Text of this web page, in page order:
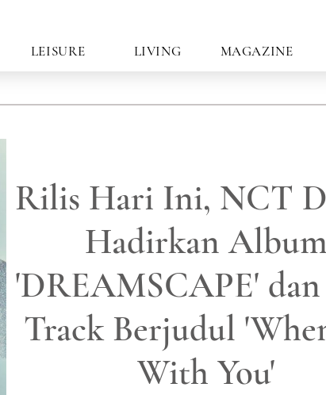
LEISURE LIVING MAGAZINE
Rilis Hari Ini, NCT
Hadirkan Album
'DREAMSCAPE'
Track Berjudul
With You'